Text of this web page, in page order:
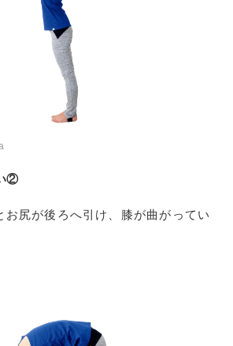
②
お尻が後ろへ引け、膝が曲がってい